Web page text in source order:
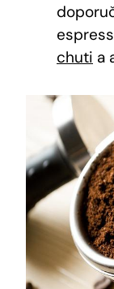
chuti a